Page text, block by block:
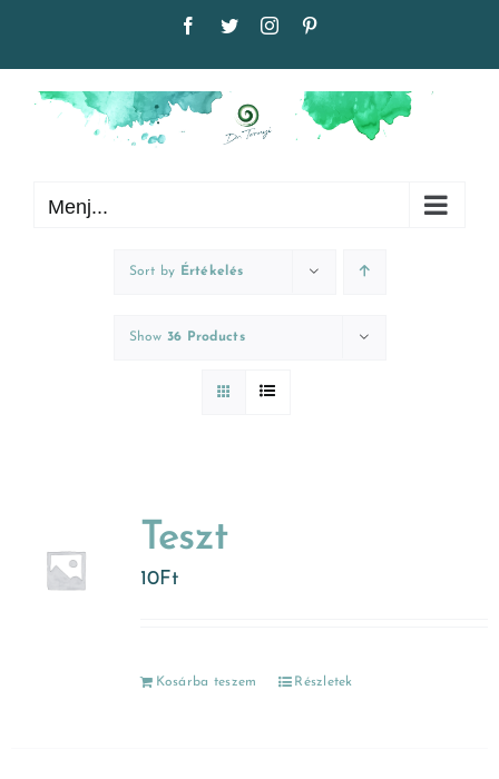
Facebook
TwitterInstagram
Menj...
Sort by Értékelés
Show 36 Products
Teszt
10Ft
Kosárba teszem Részletek